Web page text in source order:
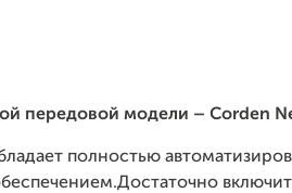
передовой модели – Corden
полностью